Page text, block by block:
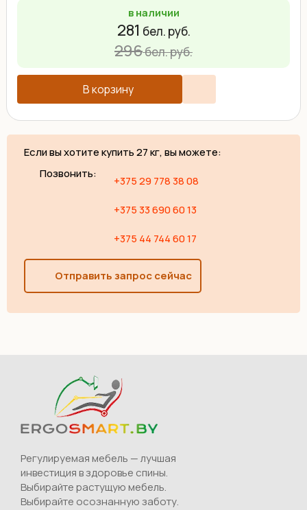
в наличии
281 бел. руб.
296бел. руб.
В корзину
Если вы хотите купить 27 кг, вы можете:
Позвонить:
+375 29 778 38 08
+375 33 690 60 13
+375 44 744 60 17
Отправить запрос сейчас
Регулируемая мебель — лучшая
инвестиция в здоровье спины.
Выбирайте растущую мебель.
Выбирайте осознанную заботу.